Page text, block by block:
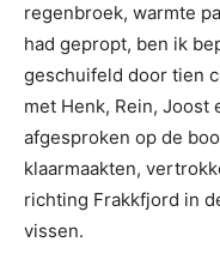
regenbroek, warmte
had gepropt, ben ik
geschuifeld door tien
met Henk, Rein, Joost
afgesproken op de
klaarmaakten,
richting Frakkfjord in
vissen.